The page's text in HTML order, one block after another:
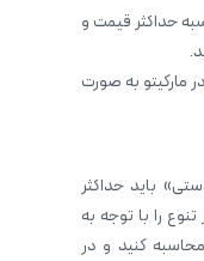
حداکثر قیمت و
مارکیتو به صورت
باید حداکثر
را با توجه به
کنید و در